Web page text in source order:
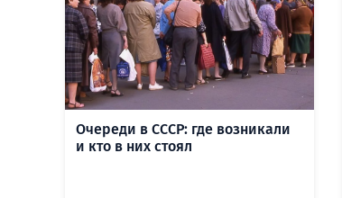
Очереди в СССР: где возникали
и кто в них стоял